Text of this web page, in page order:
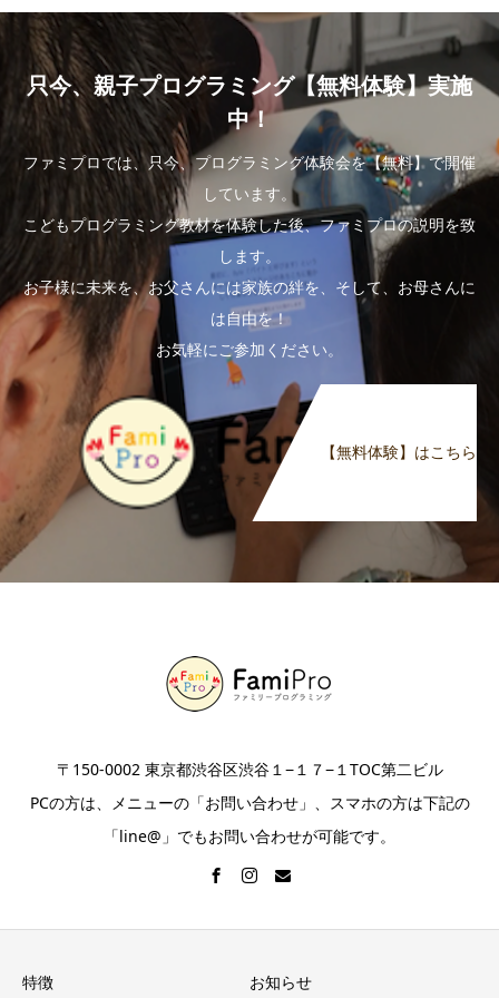
只今、親子プログラミング【無料体験】実施
中！
ファミプロでは、只今、プログラミング体験会を【無料】で開催
しています。
こどもプログラミング教材を体験した後、ファミプロの説明を致
します。
お子様に未来を、お父さんには家族の絆を、そして、お母さんに
は自由を！
お気軽にご参加ください。
【無料体験】はこちら
〒150-0002 東京都渋谷区渋谷１−１７−１TOC第二ビル
PCの方は、メニューの「お問い合わせ」、スマホの方は下記の
「line@」でもお問い合わせが可能です。
特徴 お知らせ